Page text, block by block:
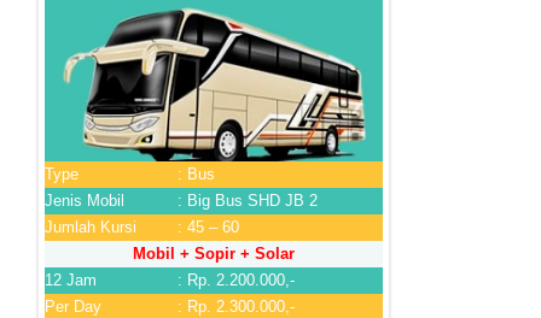
Type
: Bus
Jenis Mobil
: Big Bus SHD JB 2
Jumlah Kursi
: 45 – 60
Mobil + Sopir + Solar
12 Jam
: Rp. 2.200.000,-
Per Day
: Rp. 2.300.000,-